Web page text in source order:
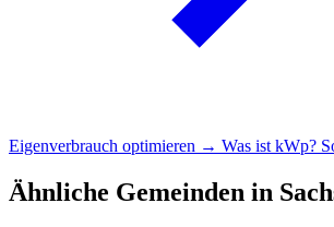
Eigenverbrauch optimieren → Was ist kWp?
Ähnliche Gemeinden in